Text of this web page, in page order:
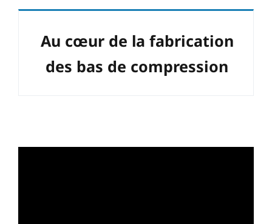
Au cœur de la fabrication
des bas de compression